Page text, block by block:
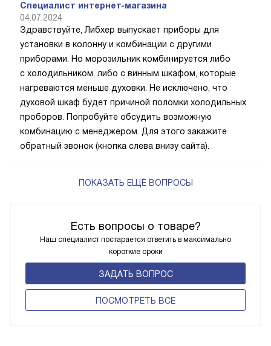
Есть вопросы о товаре?
Наш специалист постарается ответить в максимально
короткие сроки
ЗАДАТЬ ВОПРОС
ПОCМОТРЕТЬ ВСЕ
Специалист интернет-магазина
04.07.2024
Здравствуйте, Либхер выпускает приборы для
установки в колонну и комбинации с другими
приборами. Но морозильник комбинируется либо
с холодильником, либо с винным шкафом, которые
нагреваются меньше духовки. Не исключено, что
духовой шкаф будет причиной поломки холодильных
проборов. Попробуйте обсудить возможную
комбинацию с менеджером. Для этого закажите
обратный звонок (кнопка слева внизу сайта).
ПОКАЗАТЬ ЕЩЁ ВОПРОСЫ